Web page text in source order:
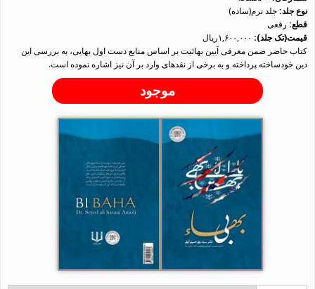
نوع جلد: جلد نرم(ساده)
قطع: رقعی
قیمت(تک جلد): ۱,۶۰۰,۰۰۰ریال
کتاب حاضر ضمن معرفی آیین بهائیت بر اساس منابع دست اول بهایی، به بررسی این
دین خودساخته پرداخته و به برخی از نقدهای وارد بر آن نیز اشاره نموده است.
موجود